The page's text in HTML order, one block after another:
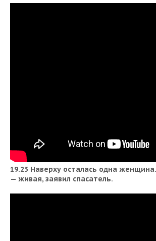
19.23 Наверху осталась одна
— живая, заявил спасатель.